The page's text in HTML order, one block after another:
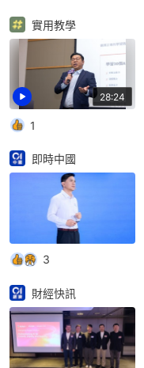
28:24
實用教學
1
即時中國
3
財經快訊